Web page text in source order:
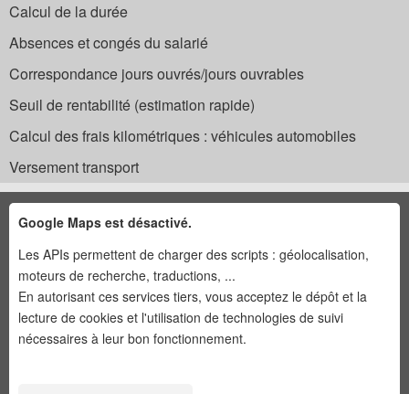
Calcul de la durée
Absences et congés du salarié
Correspondance jours ouvrés/jours ouvrables
Seuil de rentabilité (estimation rapide)
Calcul des frais kilométriques : véhicules automobiles
Versement transport
Google Maps est désactivé.
Les APIs permettent de charger des scripts : géolocalisation,
moteurs de recherche, traductions, ...
En autorisant ces services tiers, vous acceptez le dépôt et la
lecture de cookies et l'utilisation de technologies de suivi
nécessaires à leur bon fonctionnement.